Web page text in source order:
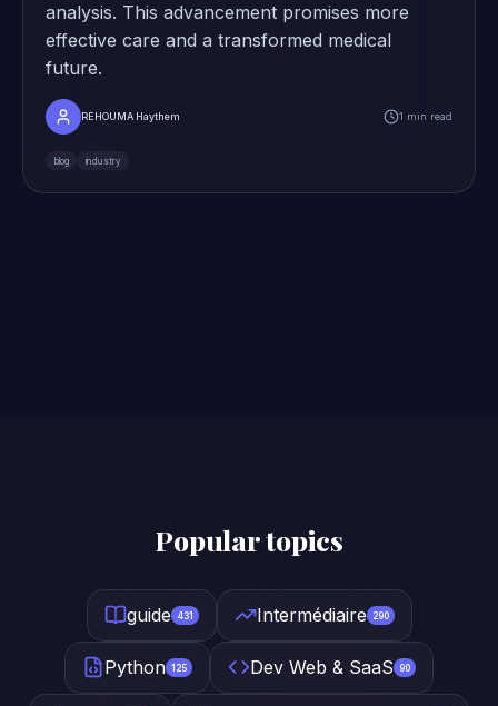
analysis. This advancement promises more
effective care and a transformed medical
future.
REHOUMA Haythem 1 min read
blog industry
Popular topics
guide 431 Intermédiaire 290
Python 125 Dev Web & SaaS 90